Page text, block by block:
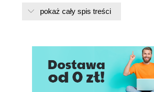
Parki i ogrody
Dzielnice i zabytki
Barri Gòtic
Avinguda Diagonal
Dzielnice nadmorskie
pokaż cały spis treści